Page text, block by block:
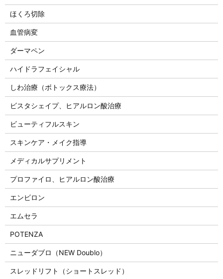
ほくろ切除
血管病変
ダーマペン
ハイドラフェイシャル
しわ治療（ボトックス療法）
ビスタシェイプ、ヒアルロン酸治療
ビューティフルスキン
スキンケア・メイク指導
メディカルサプリメント
プロファイロ、ヒアルロン酸治療
エンビロン
エムセラ
POTENZA
ニューダブロ（NEW Doublo）
スレッドリフト（ショートスレッド）